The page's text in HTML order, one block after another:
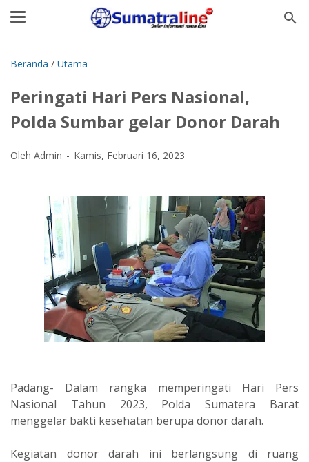
Beranda / Utama
Peringati Hari Pers Nasional,
Polda Sumbar gelar Donor Darah
Oleh Admin Kamis, Februari 16, 2023
Padang- Dalam rangka memperingati Hari Pers
Nasional Tahun 2023, Polda Sumatera Barat
menggelar bakti kesehatan berupa donor darah.
Kegiatan donor darah ini berlangsung di ruang